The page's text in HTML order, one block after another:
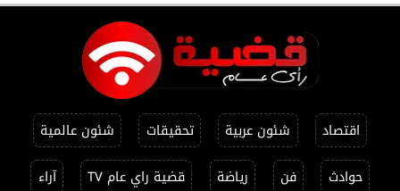
اقتصاد شئون عربية تحقيقات
شئون عالمية
حوادث
فن رياضة قضية راي عام TV آراء